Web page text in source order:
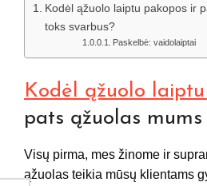
Kodėl ąžuolo laiptu pakopos ir
toks svarbus?
Paskelbė: vaidolaiptai
Kodėl ąžuolo
pats ąžuolas
Visų pirma, mes žinome ir
ąžuolas teikia mūsų klientams